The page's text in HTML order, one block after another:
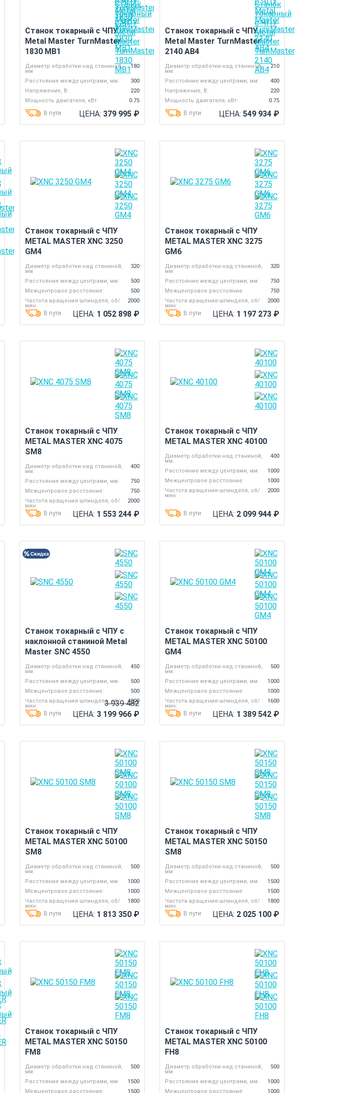
Станок токарный с ЧПУ
Metal Master TurnMaster
1830 MB1
Диаметр обработки над станиной,
мм:
180
Расстояние между центрами, мм:
300
Напряжение, В:
220
Мощность двигателя, кВт:
0.75
В пути ЦЕНА: 379 995 ₽
Станок токарный с ЧПУ
Metal Master TurnMaster
2140 AB4
Диаметр обработки над станиной,
мм:
210
Расстояние между центрами, мм:
400
Напряжение, В:
220
Мощность двигателя, кВт:
0.75
В пути ЦЕНА: 549 934 ₽
Станок токарный с ЧПУ
METAL MASTER XNC 3250
GM4
Диаметр обработки над станиной,
мм:
320
Расстояние между центрами, мм:
500
Межцентровое расстояние:
500
Частота вращения шпинделя, об/
мин:
2000
В пути ЦЕНА: 1 052 898 ₽
Станок токарный с ЧПУ
METAL MASTER XNC 3275
GM6
Диаметр обработки над станиной,
мм:
320
Расстояние между центрами, мм:
750
Межцентровое расстояние:
750
Частота вращения шпинделя, об/
мин:
2000
В пути ЦЕНА: 1 197 273 ₽
Станок токарный с ЧПУ
METAL MASTER XNC 4075
SM8
Диаметр обработки над станиной,
мм:
400
Расстояние между центрами, мм:
750
Межцентровое расстояние:
750
Частота вращения шпинделя, об/
мин:
2000
В пути ЦЕНА: 1 553 244 ₽
Станок токарный с ЧПУ
METAL MASTER XNC 40100
Диаметр обработки над станиной,
мм:
400
Расстояние между центрами, мм:
1000
Межцентровое расстояние:
1000
Частота вращения шпинделя, об/
мин:
2000
В пути ЦЕНА: 2 099 944 ₽
Станок токарный с ЧПУ с
наклонной станиной Metal
Master SNC 4550
Диаметр обработки над станиной,
мм:
450
Расстояние между центрами, мм:
500
Межцентровое расстояние:
500
Частота вращения шпинделя, об/
мин:
4000
В пути ЦЕНА: 3 199 966 ₽
3 939 482
Станок токарный с ЧПУ
METAL MASTER XNC 50100
GM4
Диаметр обработки над станиной,
мм:
500
Расстояние между центрами, мм:
1000
Межцентровое расстояние:
1000
Частота вращения шпинделя, об/
мин:
1600
В пути ЦЕНА: 1 389 542 ₽
Станок токарный с ЧПУ
METAL MASTER XNC 50100
SM8
Диаметр обработки над станиной,
мм:
500
Расстояние между центрами, мм:
1000
Межцентровое расстояние:
1000
Частота вращения шпинделя, об/
мин:
1800
В пути ЦЕНА: 1 813 350 ₽
Станок токарный с ЧПУ
METAL MASTER XNC 50150
SM8
Диаметр обработки над станиной,
мм:
500
Расстояние между центрами, мм:
1500
Межцентровое расстояние:
1500
Частота вращения шпинделя, об/
мин:
1800
В пути ЦЕНА: 2 025 100 ₽
Станок токарный с ЧПУ
METAL MASTER XNC 50150
FM8
Диаметр обработки над станиной,
мм:
500
Расстояние между центрами, мм:
1500
Межцентровое расстояние:
1500
Станок токарный с ЧПУ
METAL MASTER XNC 50100
FH8
Диаметр обработки над станиной,
мм:
500
Расстояние между центрами, мм:
1000
Межцентровое расстояние:
1000